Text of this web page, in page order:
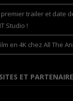
premier trailer et date
Studio !
en 4K chez All The
ET